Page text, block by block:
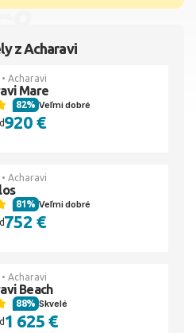
z Acharavi
Acharavi
Mare
Veľmi dobré
82%
920 €
Acharavi
Veľmi dobré
81%
752 €
Acharavi
Beach
Skvelé
88%
1 625 €